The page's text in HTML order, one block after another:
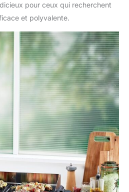
pour ceux qui recherchent
et polyvalente.